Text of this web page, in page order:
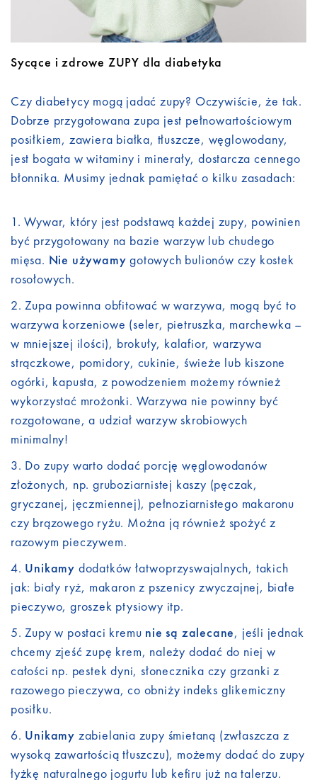
Sycące i zdrowe ZUPY dla diabetyka
Czy diabetycy mogą jadać zupy? Oczywiście, że tak.
Dobrze przygotowana zupa jest pełnowartościowym
posiłkiem, zawiera białka, tłuszcze, węglowodany,
jest bogata w witaminy i minerały, dostarcza cennego
błonnika. Musimy jednak pamiętać o kilku zasadach:
Wywar, który jest podstawą każdej zupy, powinien
być przygotowany na bazie warzyw lub chudego
mięsa. Nie używamy gotowych bulionów czy kostek
rosołowych.
Zupa powinna obfitować w warzywa, mogą być to
warzywa korzeniowe (seler, pietruszka, marchewka –
w mniejszej ilości), brokuły, kalafior, warzywa
strączkowe, pomidory, cukinie, świeże lub kiszone
ogórki, kapusta, z powodzeniem możemy również
wykorzystać mrożonki. Warzywa nie powinny być
rozgotowane, a udział warzyw skrobiowych
minimalny!
Do zupy warto dodać porcję węglowodanów
złożonych, np. gruboziarnistej kaszy (pęczak,
gryczanej, jęczmiennej), pełnoziarnistego makaronu
czy brązowego ryżu. Można ją również spożyć z
razowym pieczywem.
Unikamy dodatków łatwoprzyswajalnych, takich
jak: biały ryż, makaron z pszenicy zwyczajnej, białe
pieczywo, groszek ptysiowy itp.
Zupy w postaci kremu nie są zalecane, jeśli jednak
chcemy zjeść zupę krem, należy dodać do niej w
całości np. pestek dyni, słonecznika czy grzanki z
razowego pieczywa, co obniży indeks glikemiczny
posiłku.
Unikamy zabielania zupy śmietaną (zwłaszcza z
wysoką zawartością tłuszczu), możemy dodać do zupy
łyżkę naturalnego jogurtu lub kefiru już na talerzu.